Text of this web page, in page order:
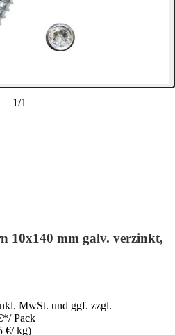
1/1
10x140 mm galv. verzinkt,
MwSt. und ggf. zzgl.
*/ Pack
€/ kg)